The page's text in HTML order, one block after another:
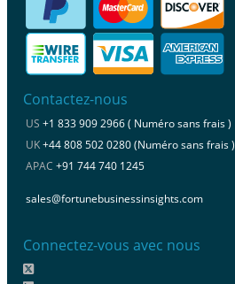
Contactez-nous
US +1 833 909 2966 ( Numéro sans frais )
UK+44 808 502 0280 (Numéro sans frais )
APAC +91 744 740 1245
sales@fortunebusinessinsights.com
Connectez-vous avec nous